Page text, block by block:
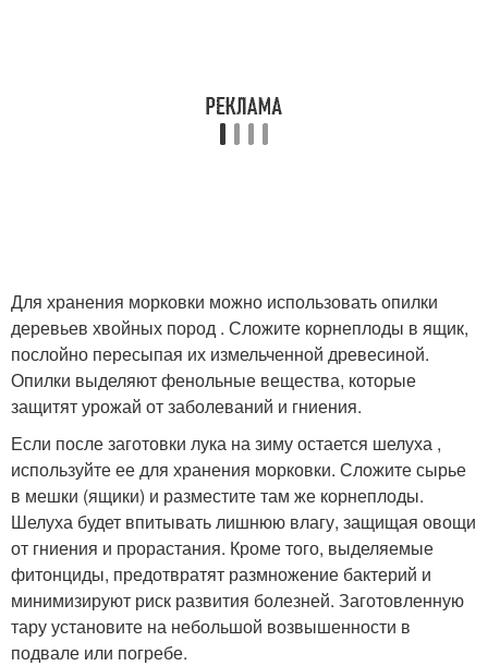
Для хранения морковки можно использовать опилки
деревьев хвойных пород . Сложите корнеплоды в ящик,
послойно пересыпая их измельченной древесиной.
Опилки выделяют фенольные вещества, которые
защитят урожай от заболеваний и гниения.
Если после заготовки лука на зиму остается шелуха ,
используйте ее для хранения морковки. Сложите сырье
в мешки (ящики) и разместите там же корнеплоды.
Шелуха будет впитывать лишнюю влагу, защищая овощи
от гниения и прорастания. Кроме того, выделяемые
фитонциды, предотвратят размножение бактерий и
минимизируют риск развития болезней. Заготовленную
тару установите на небольшой возвышенности в
подвале или погребе.